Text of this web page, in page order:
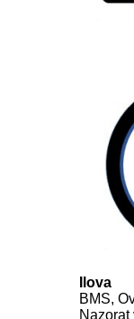
Ilova
BMS,